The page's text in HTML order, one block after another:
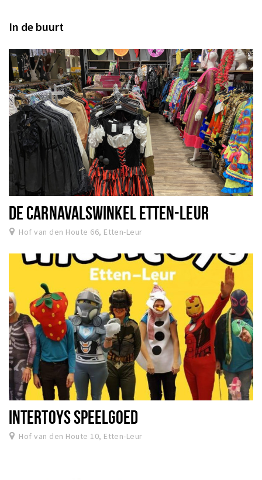
In de buurt
DE CARNAVALSWINKEL ETTEN-LEUR
Hof van den Houte 66, Etten-Leur
INTERTOYS SPEELGOED
Hof van den Houte 10, Etten-Leur